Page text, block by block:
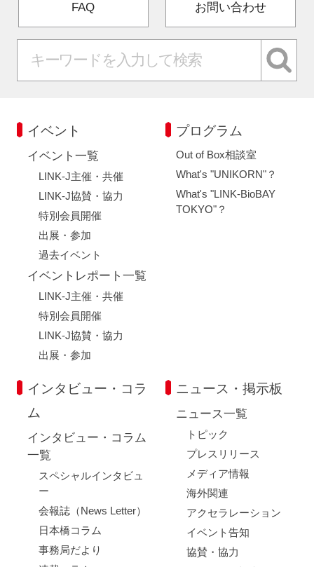
FAQ お問い合わせ
イベント
イベント一覧
LINK-J主催・共催
LINK-J協賛・協力
特別会員開催
出展・参加
過去イベント
イベントレポート一覧
LINK-J主催・共催
特別会員開催
LINK-J協賛・協力
出展・参加
プログラム
Out of Box相談室
What's "UNIKORN"？
What's "LINK-BioBAY
TOKYO"？
インタビュー・コラ
ム
インタビュー・コラム
一覧
スペシャルインタビュ
ー
会報誌（News Letter）
日本橋コラム
事務局だより
ニュース・掲示板
ニュース一覧
トピック
プレスリリース
メディア情報
海外関連
アクセラレーション
イベント告知
協賛・協力